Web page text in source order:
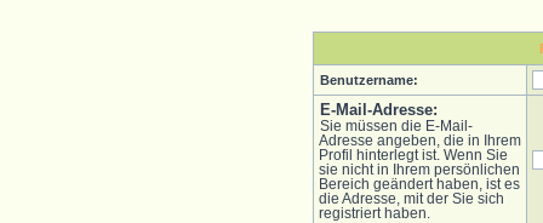
Benutzername:
E-Mail-Adresse:
Sie müssen die E-Mail-
Adresse angeben, die in Ihrem
Profil hinterlegt ist. Wenn Sie
sie nicht in Ihrem persönlichen
Bereich geändert haben, ist es
die Adresse, mit der Sie sich
registriert haben.